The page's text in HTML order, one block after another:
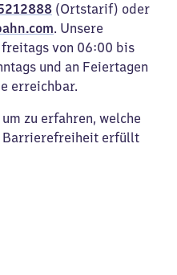
(Ortstarif) oder
. Unsere
von 06:00 bis
und an Feiertagen
erreichbar.
zu erfahren, welche
Barrierefreiheit erfüllt